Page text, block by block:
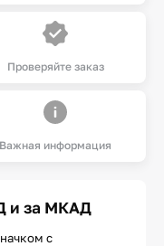
Проверяйте заказ
Важная информация
и за МКАД
с